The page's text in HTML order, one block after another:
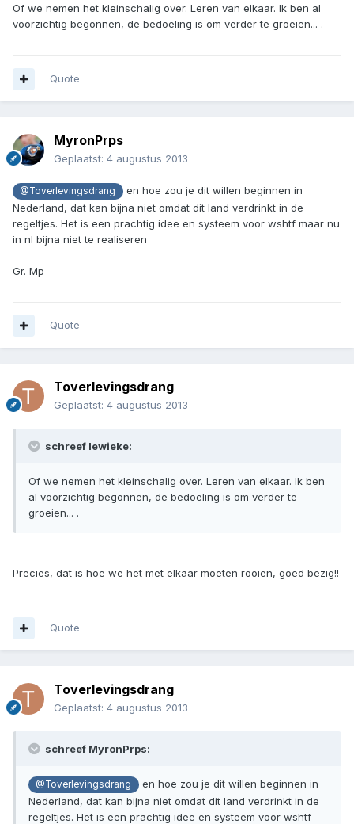
Of we nemen het kleinschalig over. Leren van elkaar. Ik ben al
voorzichtig begonnen, de bedoeling is om verder te groeien... .
Quote
MyronPrps
Geplaatst: 4 augustus 2013
@Toverlevingsdrang
en hoe zou je dit willen beginnen in
Nederland, dat kan bijna niet omdat dit land verdrinkt in de
regeltjes. Het is een prachtig idee en systeem voor wshtf maar nu
in nl bijna niet te realiseren
Gr. Mp
Quote
Toverlevingsdrang
Geplaatst: 4 augustus 2013
schreef lewieke:
Of we nemen het kleinschalig over. Leren van elkaar. Ik ben
al voorzichtig begonnen, de bedoeling is om verder te
groeien... .
Precies, dat is hoe we het met elkaar moeten rooien, goed bezig!!
Quote
Toverlevingsdrang
Geplaatst: 4 augustus 2013
schreef MyronPrps:
@Toverlevingsdrang
en hoe zou je dit willen beginnen in
Nederland, dat kan bijna niet omdat dit land verdrinkt in de
regeltjes. Het is een prachtig idee en systeem voor wshtf